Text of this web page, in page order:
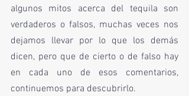
algunos mitos acerca del tequila son
verdaderos o falsos, muchas veces nos
dejamos llevar por lo que los demás
dicen, pero que de cierto o de falso hay
en cada uno de esos comentarios,
continuemos para descubrirlo.